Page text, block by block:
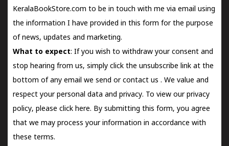
KeralaBookStore.com to be in touch with me via email using
the information I have provided in this form for the purpose
of news, updates and marketing.
What to expect: If you wish to withdraw your consent and
stop hearing from us, simply click the unsubscribe link at the
bottom of any email we send orcontact us . We value and
respect your personal data and privacy. To view our privacy
policy, please click here. By submitting this form, you agree
that we may process your information in accordance with
these terms.